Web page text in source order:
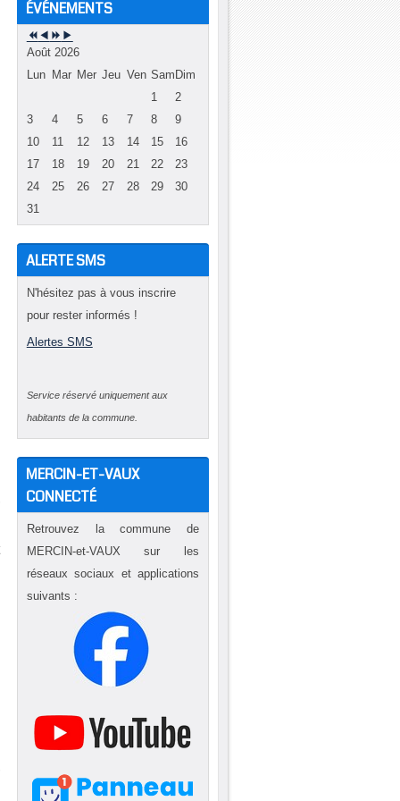
ÉVÉNEMENTS
Août 2026
Lun
Mar Mer Jeu Ven Sam Dim
1
2
3
4 5 6 7 8
9
10
11 12 13 14 15
16
17
18 19 20 21 22
23
24
25 26 27 28 29
30
31
ALERTE SMS
N'hésitez pas à vous inscrire
pour rester informés !
Alertes SMS
Service réservé uniquement aux
habitants de la commune.
MERCIN-ET-VAUX
CONNECTÉ
Retrouvez la commune de
MERCIN-et-VAUX sur les
réseaux sociaux et applications
suivants :